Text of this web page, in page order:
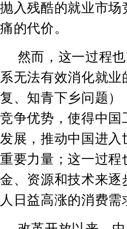
抛入残酷的就业市
痛的代价。
然而，这一过程
系无法有效消化就
复、知青下乡问题
竞争优势，使得中
发展，推动中国进
重要力量；这一过
金、资源和技术来
人日益高涨的消费